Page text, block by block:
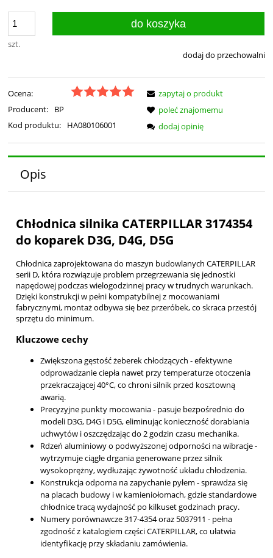
szt.
do koszyka
dodaj do przechowalni
Ocena:
Producent:
BP
Kod produktu:
HA080106001
zapytaj o produkt
poleć znajomemu
dodaj opinię
Opis
Chłodnica silnika CATERPILLAR 3174354
do koparek D3G, D4G, D5G
Chłodnica zaprojektowana do maszyn budowlanych CATERPILLAR
serii D, która rozwiązuje problem przegrzewania się jednostki
napędowej podczas wielogodzinnej pracy w trudnych warunkach.
Dzięki konstrukcji w pełni kompatybilnej z mocowaniami
fabrycznymi, montaż odbywa się bez przeróbek, co skraca przestój
sprzętu do minimum.
Kluczowe cechy
Zwiększona gęstość żeberek chłodzących - efektywne
odprowadzanie ciepła nawet przy temperaturze otoczenia
przekraczającej 40°C, co chroni silnik przed kosztowną
awarią.
Precyzyjne punkty mocowania - pasuje bezpośrednio do
modeli D3G, D4G i D5G, eliminując konieczność dorabiania
uchwytów i oszczędzając do 2 godzin czasu mechanika.
Rdzeń aluminiowy o podwyższonej odporności na wibracje -
wytrzymuje ciągłe drgania generowane przez silnik
wysokoprężny, wydłużając żywotność układu chłodzenia.
Konstrukcja odporna na zapychanie pyłem - sprawdza się
na placach budowy i w kamieniołomach, gdzie standardowe
chłodnice tracą wydajność po kilkuset godzinach pracy.
Numery porównawcze 317-4354 oraz 5037911 - pełna
zgodność z katalogiem części CATERPILLAR, co ułatwia
identyfikację przy składaniu zamówienia.